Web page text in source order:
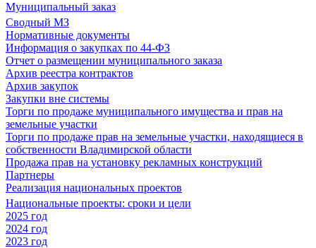
Муниципальный заказ
Сводный МЗ
Нормативные документы
Информация о закупках по 44-ФЗ
Отчет о размещении муниципального заказа
Архив реестра контрактов
Архив закупок
Закупки вне системы
Торги по продаже муниципального имущества и прав на
земельные участки
Торги по продаже прав на земельные участки, находящиеся в
собственности Владимирской области
Продажа прав на установку рекламных конструкций
Партнеры
Реализация национальных проектов
Национальные проекты: сроки и цели
2025 год
2024 год
2023 год